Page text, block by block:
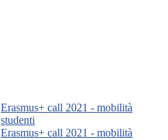
Erasmus+ call 2021 - mobilità
studenti
Erasmus+ call 2021 - mobilità